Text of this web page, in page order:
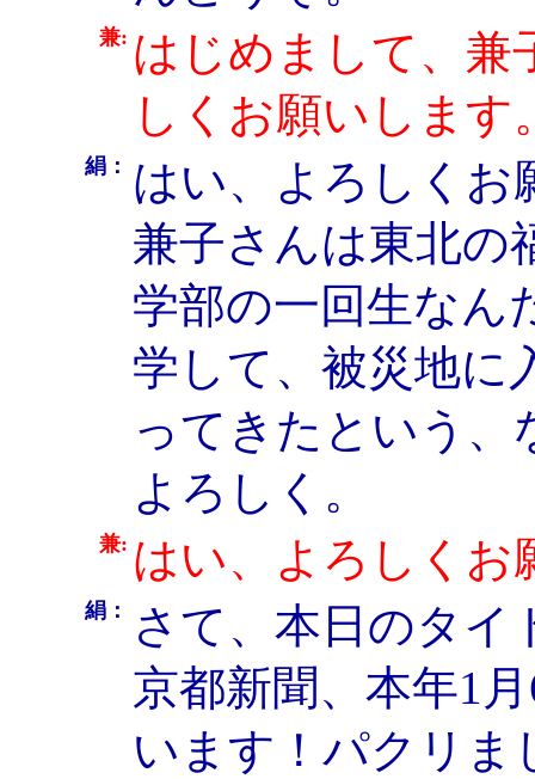
兼: はじめまして、兼
しくお願いします
絹：
はい、よろしくお
兼子さんは東北の
学部の一回生なん
学して、被災地に
ってきたという
よろしく。
兼: はい、よろしくお
絹：
さて、本日のタイ
京都新聞、本年1
います！パクリま